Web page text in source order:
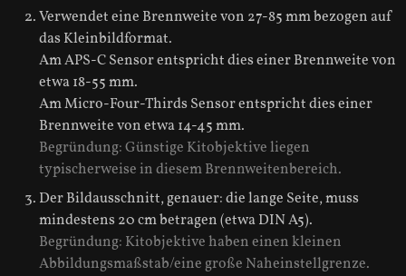
Verwendet eine Brennweite von 27-85 mm bezogen auf
das Kleinbildformat.
Am APS-C Sensor entspricht dies einer Brennweite von
etwa 18-55 mm.
Am Micro-Four-Thirds Sensor entspricht dies einer
Brennweite von etwa 14-45 mm.
Begründung: Günstige Kitobjektive liegen
typischerweise in diesem Brennweitenbereich.
Der Bildausschnitt, genauer: die lange Seite, muss
mindestens 20 cm betragen (etwa DIN A5).
Begründung: Kitobjektive haben einen kleinen
Abbildungsmaßstab/eine große Naheinstellgrenze.